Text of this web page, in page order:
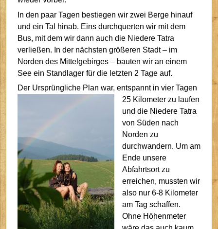
In den paar Tagen bestiegen wir zwei Berge hinauf
und ein Tal hinab. Eins durchquerten wir mit dem
Bus, mit dem wir dann auch die Niedere Tatra
verließen. In der nächsten größeren Stadt – im
Norden des Mittelgebirges – bauten wir an einem
See ein Standlager für die letzten 2 Tage auf.
Der Ursprüngliche Plan war, entspannt in vier Tagen
25 Kilometer zu laufen
und die Niedere Tatra
von Süden nach
Norden zu
durchwandern. Um am
Ende unsere
Abfahrtsort zu
erreichen, mussten wir
also nur 6-8 Kilometer
am Tag schaffen.
Ohne Höhenmeter